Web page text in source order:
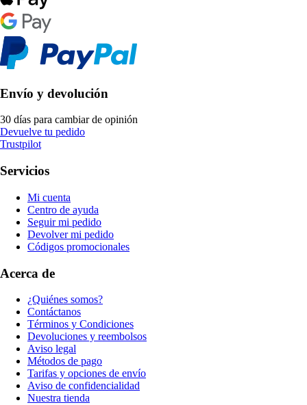
Envío y devolución
30 días para cambiar de opinión
Devuelve tu pedido
Trustpilot
Servicios
Mi cuenta
Centro de ayuda
Seguir mi pedido
Devolver mi pedido
Códigos promocionales
Acerca de
¿Quiénes somos?
Contáctanos
Términos y Condiciones
Devoluciones y reembolsos
Aviso legal
Métodos de pago
Tarifas y opciones de envío
Aviso de confidencialidad
Nuestra tienda